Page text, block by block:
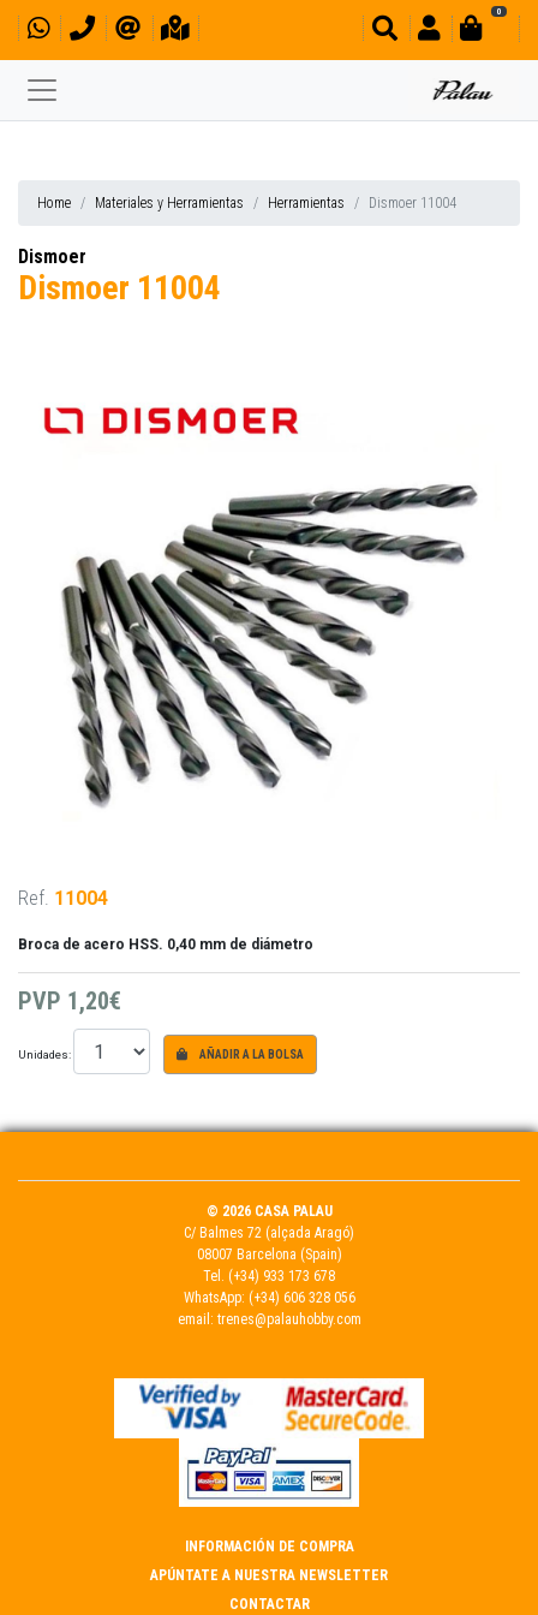
0
Home Materiales y Herramientas Herramientas Dismoer 11004
Dismoer
Dismoer 11004
Ref. 11004
Broca de acero HSS. 0,40 mm de diámetro
PVP 1,20€
Unidades: AÑADIR A LA BOLSA
© 2026 CASA PALAU
C/ Balmes 72 (alçada Aragó)
08007 Barcelona (Spain)
Tel. (+34) 933 173 678
WhatsApp: (+34) 606 328 056
email: trenes@palauhobby.com
INFORMACIÓN DE COMPRA
APÚNTATE A NUESTRA NEWSLETTER
CONTACTAR